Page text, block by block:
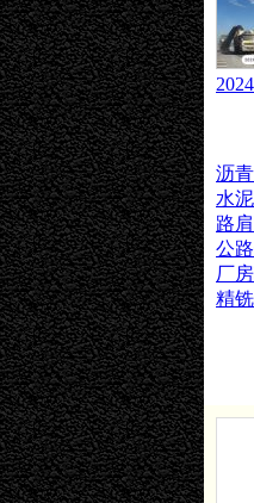
沥
水
路
公
厂
精